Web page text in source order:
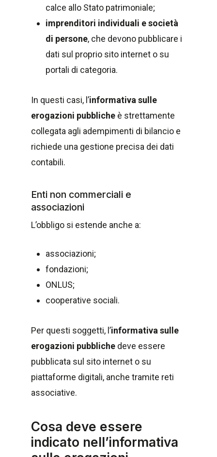
calce allo Stato patrimoniale;
imprenditori individuali e società
di persone, che devono pubblicare i
dati sul proprio sito internet o su
portali di categoria.
In questi casi, l’informativa sulle
erogazioni pubbliche è strettamente
collegata agli adempimenti di bilancio e
richiede una gestione precisa dei dati
contabili.
Enti non commerciali e
associazioni
L’obbligo si estende anche a:
associazioni;
fondazioni;
ONLUS;
cooperative sociali.
Per questi soggetti, l’informativa sulle
erogazioni pubbliche deve essere
pubblicata sul sito internet o su
piattaforme digitali, anche tramite reti
associative.
Cosa deve essere
indicato nell’informativa